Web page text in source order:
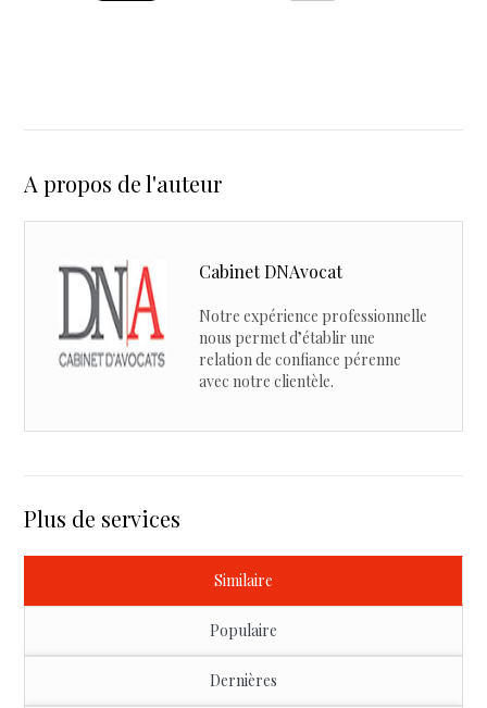
A propos de l'auteur
Cabinet DNAvocat
Notre expérience professionnelle
nous permet d’établir une
relation de confiance pérenne
avec notre clientèle.
Plus de services
Similaire
Populaire
Dernières